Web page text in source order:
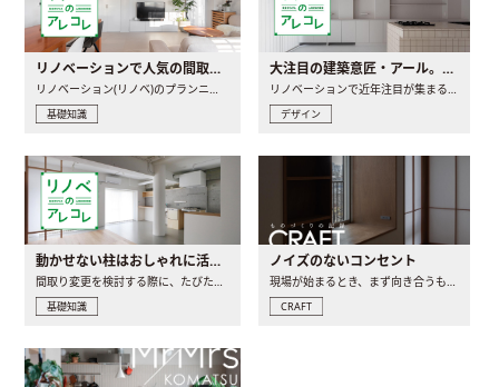
リノベーションで人気の間取りとは？トレンドの間取りと実例を徹底解説
リノベーション(リノベ)のプランニングで一番最初に決めるのは..
基礎知識
大注目の建築意匠・アール。人気の理由と空間に取り入れるポイント
リノベーションで近年注目が集まる建築意匠の一つであるアール..
デザイン
動かせない柱はおしゃれに活用！柱を魅せるリノベーション(リノベ)4選
間取り変更を検討する際に、たびたび皆さんの頭を悩ませる動か..
基礎知識
ノイズのないコンセント
現場が始まるとき、まず向き合うものの一つがコンセントです..
CRAFT